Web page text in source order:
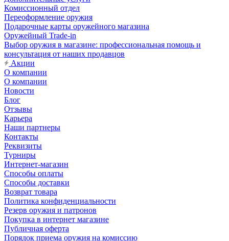
Комиссионный отдел
Переоформление оружия
Подарочные карты оружейного магазина
Оружейный Trade-in
Выбор оружия в магазине: профессиональная помощь и
консультация от наших продавцов
Акции
О компании
О компании
Новости
Блог
Отзывы
Карьера
Наши партнеры
Контакты
Реквизиты
Турниры
Интернет-магазин
Способы оплаты
Способы доставки
Возврат товара
Политика конфиденциальности
Резерв оружия и патронов
Покупка в интернет магазине
Публичная оферта
Порядок приема оружия на комиссию